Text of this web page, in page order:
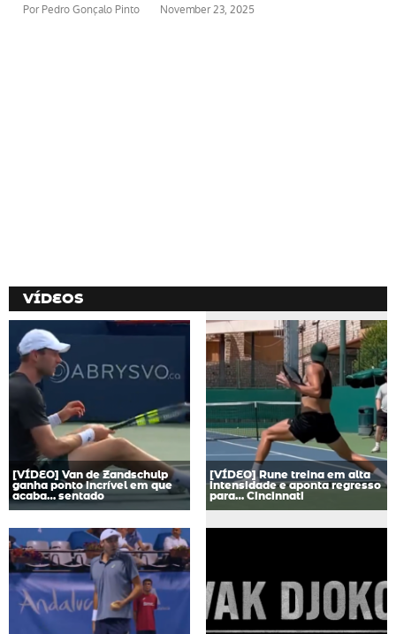
PorPedro Gonçalo Pinto November 23, 2025
VÍDEOS
[VÍDEO] Van de Zandschulp
ganha ponto incrível em que
acaba… sentado
[VÍDEO] Rune treina em alta
intensidade e aponta regresso
para… Cincinnati